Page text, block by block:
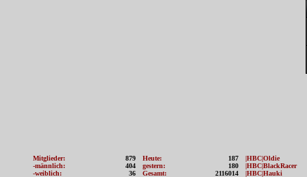
Mitglieder:
879
-männlich:
404
-weiblich:
36
Heute:
187
gestern:
180
Gesamt:
2116014
|HBC|Oldie
|HBC|BlackRacer
|HBC|Hauki